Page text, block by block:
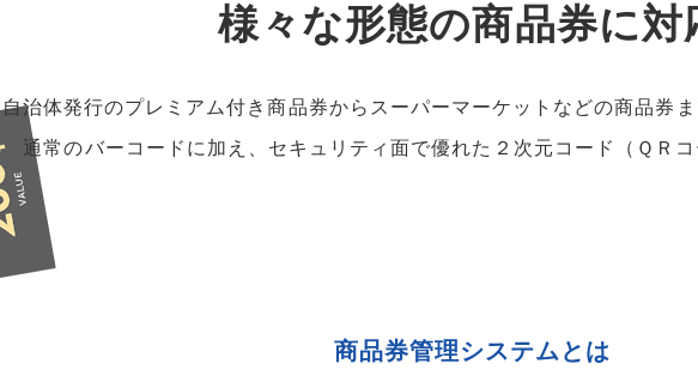
様々な形態の商品券に対
自治体発行のプレミアム付き商品券から スーパーマーケットなどの商品券
通常のバーコードに加え、セキュリティ面で優れた２次元コード（ＱＲ
商品券管理システムとは